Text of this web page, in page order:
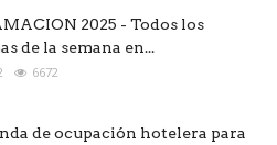
2025 - Todos los
de la semana en...
6672
de ocupación hotelera para